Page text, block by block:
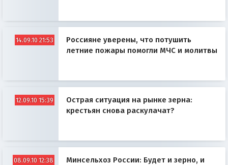
14.09.10 21:53
Россияне уверены, что потушить
летние пожары помогли МЧС и молитвы
12.09.10 15:39
Острая ситуация на рынке зерна:
крестьян снова раскулачат?
08.09.10 12:38
Минсельхоз России: Будет и зерно, и